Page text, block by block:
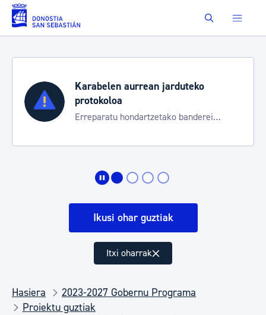
Eduki nagusira joan Buscar
Karabelen aurrean jarduteko
protokoloa
Erreparatu hondartzetako banderei
Ikusi ohar guztiak
Itxi oharrak
Hasiera
2023-2027 Gobernu Programa
Proiektu guztiak